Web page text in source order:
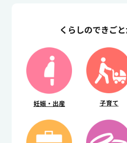
くらしのできご
妊娠・出産 子育て